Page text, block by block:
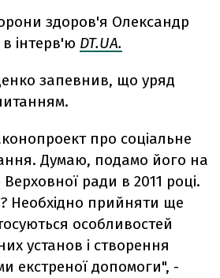
здоров'я Олександр
інтерв'ю DT.UA.
запевнив, що уряд
про соціальне
Думаю, подамо його на
ради в 2011 році.
Необхідно прийняти ще
особливостей
установ і створення
екстреної допомоги", -